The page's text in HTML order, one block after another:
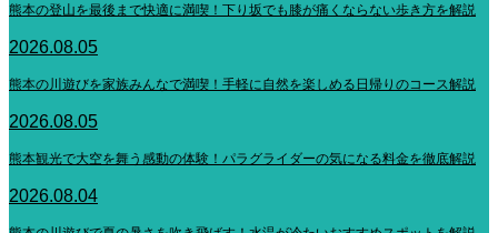
熊本の登山を最後まで快適に満喫！下り坂でも膝が痛くならない歩き方を解説
2026.08.05
熊本の川遊びを家族みんなで満喫！手軽に自然を楽しめる日帰りのコース解説
2026.08.05
熊本観光で大空を舞う感動の体験！パラグライダーの気になる料金を徹底解説
2026.08.04